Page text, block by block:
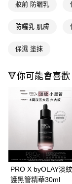
【注意事項】
易，需依本服務之必
２．關於個人資料處
https://aftee.tw/terms/
「AFTEE先享後付」
任。
４．使用「AFTEE先
時審查核予不同之上
請求用戶進行身份認證
５．嚴禁一人註冊多
恩沛科技股份有限公
7-11取貨付款
每筆NT$65，滿
每筆NT$100，滿
付款後寶雅門市自
每筆NT$80，滿
妝前 防曬乳
防曬乳 肌膚
保濕 塗抹
🔻你可能會喜歡
PRO X byOLAY淡
護黑管精華30ml